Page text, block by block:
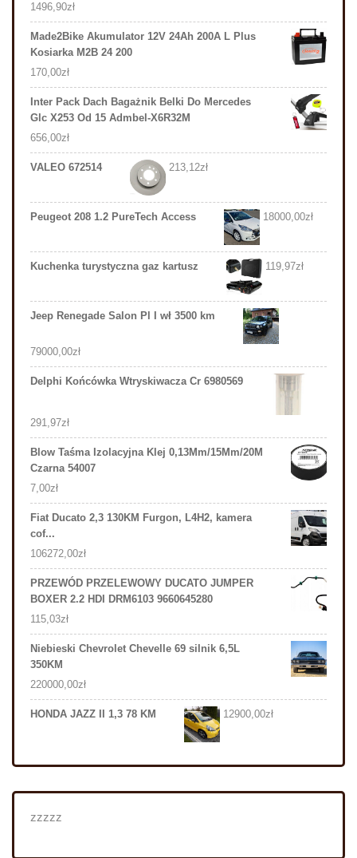
1496,90zł
Made2Bike Akumulator 12V 24Ah 200A L Plus
Kosiarka M2B 24 200
170,00zł
Inter Pack Dach Bagażnik Belki Do Mercedes
Glc X253 Od 15 Admbel-X6R32M
656,00zł
VALEO 672514 213,12zł
Peugeot 208 1.2 PureTech Access 18000,00zł
Kuchenka turystyczna gaz kartusz 119,97zł
Jeep Renegade Salon Pl I wł 3500 km
79000,00zł
Delphi Końcówka Wtryskiwacza Cr 6980569
291,97zł
Blow Taśma Izolacyjna Klej 0,13Mm/15Mm/20M
Czarna 54007
7,00zł
Fiat Ducato 2,3 130KM Furgon, L4H2, kamera
cof...
106272,00zł
PRZEWÓD PRZELEWOWY DUCATO JUMPER
BOXER 2.2 HDI DRM6103 9660645280
115,03zł
Niebieski Chevrolet Chevelle 69 silnik 6,5L
350KM
220000,00zł
HONDA JAZZ II 1,3 78 KM 12900,00zł
zzzzz